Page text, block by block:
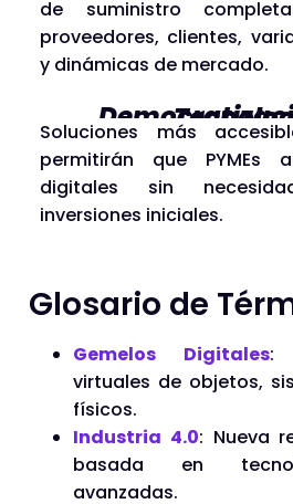
de suministro
proveedores, clientes,
y dinámicas de mercado.
Democratización de la
Soluciones más
permitirán que PYMEs
digitales sin
inversiones iniciales.
Glosario de
Gemelos Digitales:
virtuales de objetos,
físicos.
Industria 4.0: Nueva
basada en
avanzadas.